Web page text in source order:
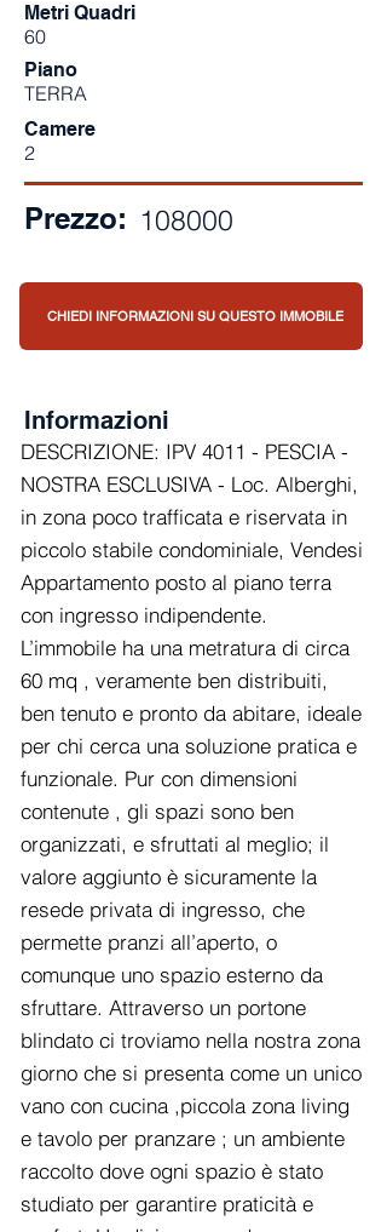
Metri Quadri
60
Piano
TERRA
Camere
2
Prezzo: 108000
CHIEDI INFORMAZIONI SU QUESTO IMMOBILE
Informazioni
DESCRIZIONE: IPV 4011 - PESCIA -
NOSTRA ESCLUSIVA - Loc. Alberghi,
in zona poco trafficata e riservata in
piccolo stabile condominiale, Vendesi
Appartamento posto al piano terra
con ingresso indipendente.
L’immobile ha una metratura di circa
60 mq , veramente ben distribuiti,
ben tenuto e pronto da abitare, ideale
per chi cerca una soluzione pratica e
funzionale. Pur con dimensioni
contenute , gli spazi sono ben
organizzati, e sfruttati al meglio; il
valore aggiunto è sicuramente la
resede privata di ingresso, che
permette pranzi all’aperto, o
comunque uno spazio esterno da
sfruttare. Attraverso un portone
blindato ci troviamo nella nostra zona
giorno che si presenta come un unico
vano con cucina ,piccola zona living
e tavolo per pranzare ; un ambiente
raccolto dove ogni spazio è stato
studiato per garantire praticità e